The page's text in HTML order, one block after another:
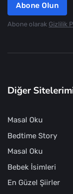
Abone Olun
Abone olarak Gizlilik
Diğer
Masal Oku
Bedtime Story
Masal Oku
Bebek İsimleri
En Güzel Şiirler